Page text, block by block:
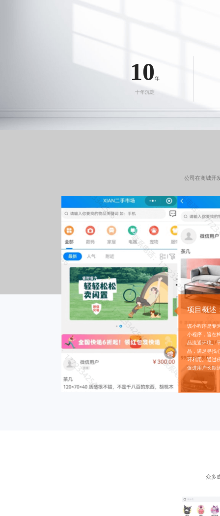
10年
十年沉淀
公司在商城开
项目概述
该小程序是专
小程序，旨在
品流通环境。
品，满足寻找
环利用。通过
促进用户长期
众多